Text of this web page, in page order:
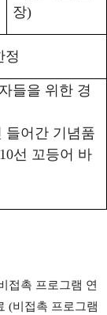
장)
정
들을 위한 경
들어간 기념품
10선 꼬등어 바
접촉 프로그램 연
(비접촉 프로그램